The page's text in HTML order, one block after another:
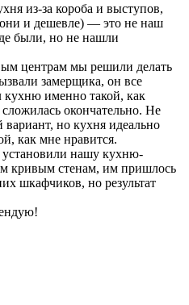
из-за короба и выступов,
и дешевле) — это не наш
были, но не нашли
центрам мы решили делать
замерщика, он все
кухню именно такой, как
окончательно. Не
но кухня идеально
как мне нравится.
нашу кухню-
кривым стенам, им пришлось
шкафчиков, но результат